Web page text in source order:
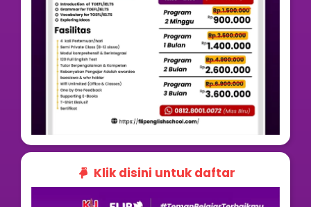
Klik disini untuk daftar